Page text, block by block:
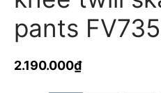
pants
2.190.000₫